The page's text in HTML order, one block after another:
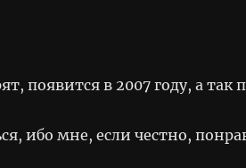
появится в 2007 году, а так
ибо мне, если честно,